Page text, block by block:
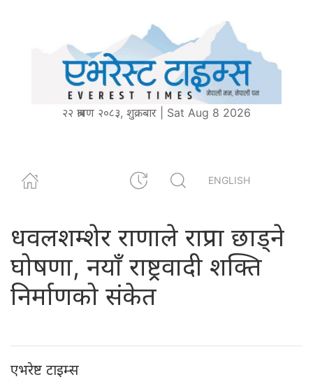
२२ श्रावण २०८३, शुक्रबार | Sat Aug 8 2026
ENGLISH
धवलशम्शेर राणाले राप्रपा छाड्ने
घोषणा, नयाँ राष्ट्रवादी शक्ति
निर्माणको संकेत
एभरेष्ट टाइम्स